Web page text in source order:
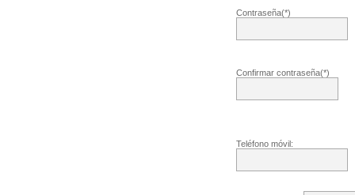
Contraseña(*)
Confirmar contraseña(*)
Teléfono móvil: